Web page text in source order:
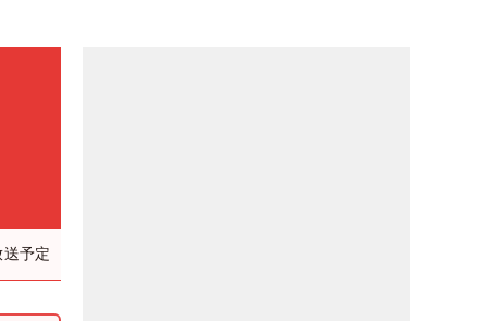
予定